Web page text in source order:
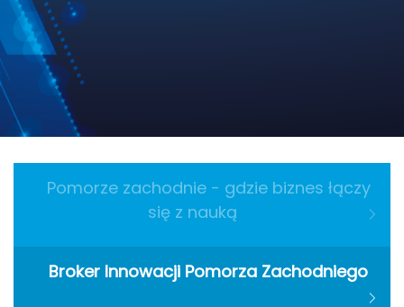
Pomorze zachodnie - gdzie biznes łączy
się z nauką
Broker Innowacji Pomorza Zachodniego